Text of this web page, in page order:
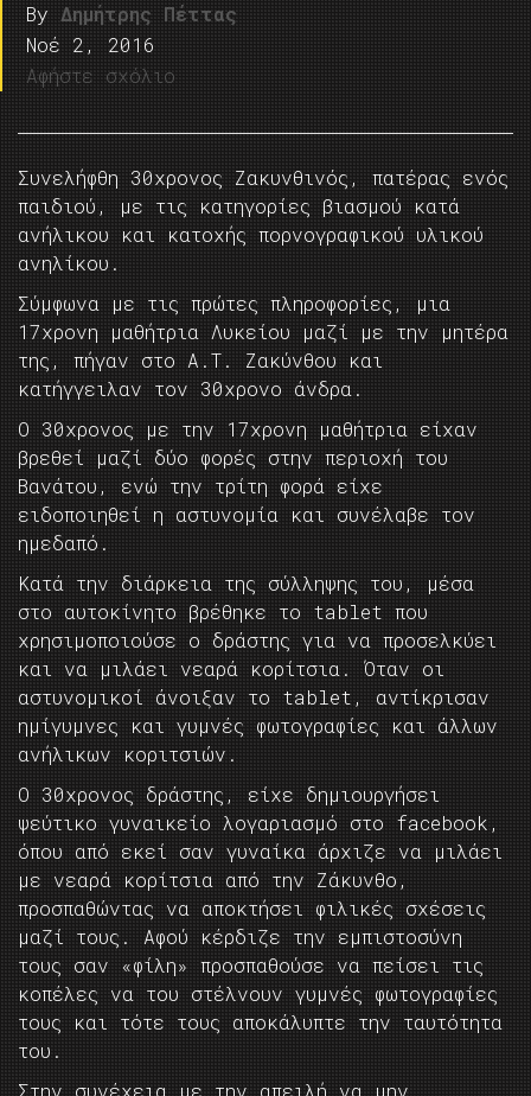
By Δημήτρης Πέττας
Νοέ 2, 2016
Αφήστε σχόλιο
Συνελήφθη 30χρονος Ζακυνθινός, πατέρας ενός
παιδιού, με τις κατηγορίες βιασμού κατά
ανήλικου και κατοχής πορνογραφικού υλικού
ανηλίκου.
Σύμφωνα με τις πρώτες πληροφορίες, μια
17χρονη μαθήτρια Λυκείου μαζί με την μητέρα
της, πήγαν στο Α.Τ. Ζακύνθου και
κατήγγειλαν τον 30χρονο άνδρα.
Ο 30χρονος με την 17χρονη μαθήτρια είχαν
βρεθεί μαζί δύο φορές στην περιοχή του
Βανάτου, ενώ την τρίτη φορά είχε
ειδοποιηθεί η αστυνομία και συνέλαβε τον
ημεδαπό.
Κατά την διάρκεια της σύλληψης του, μέσα
στο αυτοκίνητο βρέθηκε το tablet που
χρησιμοποιούσε ο δράστης για να προσελκύει
και να μιλάει νεαρά κορίτσια. Όταν οι
αστυνομικοί άνοιξαν το tablet, αντίκρισαν
ημίγυμνες και γυμνές φωτογραφίες και άλλων
ανήλικων κοριτσιών.
Ο 30χρονος δράστης, είχε δημιουργήσει
ψεύτικο γυναικείο λογαριασμό στο facebook,
όπου από εκεί σαν γυναίκα άρχιζε να μιλάει
με νεαρά κορίτσια από την Ζάκυνθο,
προσπαθώντας να αποκτήσει φιλικές σχέσεις
μαζί τους. Αφού κέρδιζε την εμπιστοσύνη
τους σαν «φίλη» προσπαθούσε να πείσει τις
κοπέλες να του στέλνουν γυμνές φωτογραφίες
τους και τότε τους αποκάλυπτε την ταυτότητα
του.
Στην συνέχεια με την απειλή να μην